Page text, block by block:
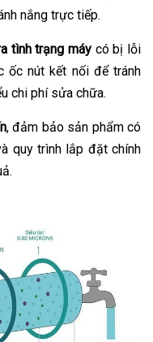
nắng trực tiếp.
tình trạng máy có bị lỗi
ốc nút kết nối để tránh
chi phí sửa chữa.
, đảm bảo sản phẩm có
quy trình lắp đặt chính